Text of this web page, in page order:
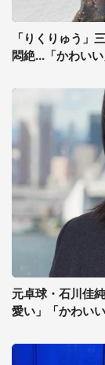
「りくりゅう」
悶絶...「かわい
元卓球・石川佳
愛い」「かわい